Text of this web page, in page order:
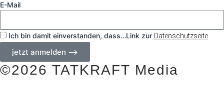
E-Mail
Ich bin damit einverstanden, dass…Link zur Datenschutzseite
jetzt anmelden ⟶
©2026 TATKRAFT Media